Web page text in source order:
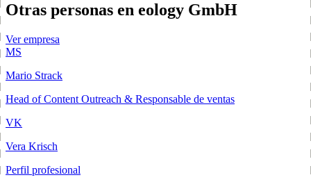
Otras personas en eology GmbH
Ver empresa
MS
Mario Strack
Head of Content Outreach & Responsable de ventas
VK
Vera Krisch
Perfil profesional